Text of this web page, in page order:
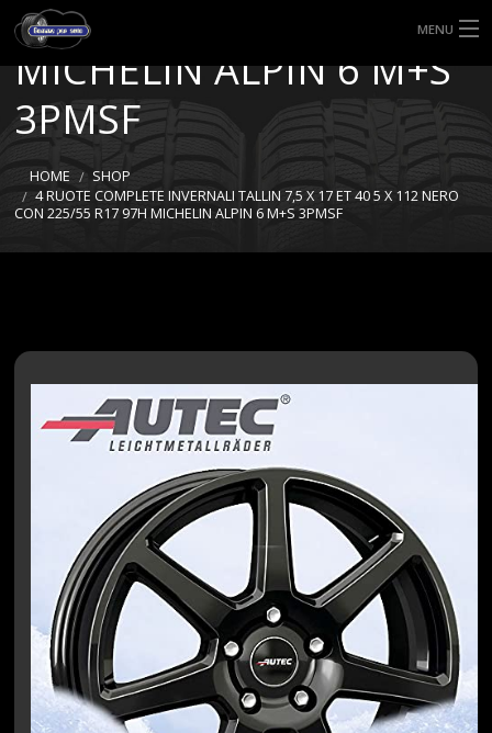
MENU
HOME
TIPI DI GOMME
MISURE GOMME
CON 225/55 R17 97H
MICHELIN ALPIN 6 M+S
3PMSF
HOME
SHOP
4 RUOTE COMPLETE INVERNALI TALLIN 7,5 X 17 ET 40 5 X 112 NERO
CON 225/55 R17 97H MICHELIN ALPIN 6 M+S 3PMSF